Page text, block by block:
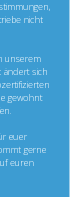
nicht
unserem
sich
gewohnt
euer
gerne
euren